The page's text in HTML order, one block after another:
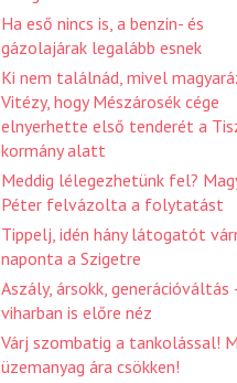
Ha eső nincs is, a benzin- és
gázolajárak legalább esnek
Ki nem találnád, mivel
Vitézy, hogy Mészárosék cége
elnyerhette első tenderét a
kormány alatt
Meddig lélegezhetünk fel?
Péter felvázolta a folytatást
Tippelj, idén hány látogatót
naponta a Szigetre
Aszály, ársokk, generációváltás
viharban is előre néz
Várj szombatig a tankolással!
üzemanyag ára csökken!